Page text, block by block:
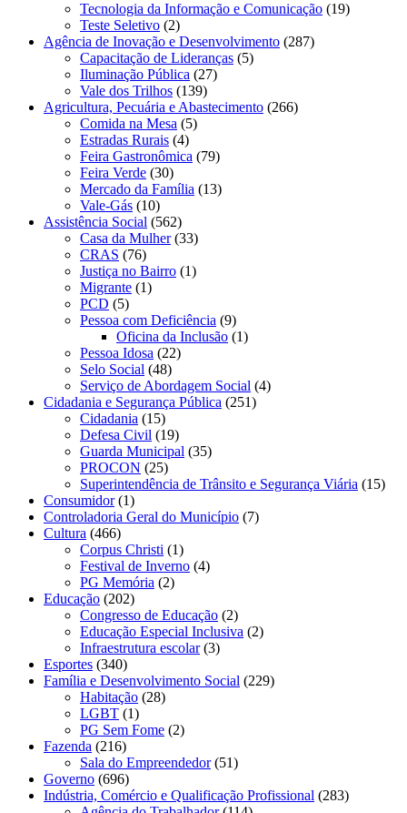
Tecnologia da Informação e Comunicação (19)
Teste Seletivo (2)
Agência de Inovação e Desenvolvimento (287)
Capacitação de Lideranças (5)
Iluminação Pública (27)
Vale dos Trilhos (139)
Agricultura, Pecuária e Abastecimento (266)
Comida na Mesa (5)
Estradas Rurais (4)
Feira Gastronômica (79)
Feira Verde (30)
Mercado da Família (13)
Vale-Gás (10)
Assistência Social (562)
Casa da Mulher(33)
CRAS (76)
Justiça no Bairro (1)
Migrante (1)
PCD (5)
Pessoa com Deficiência (9)
Oficina da Inclusão (1)
Pessoa Idosa (22)
Selo Social (48)
Serviço de Abordagem Social (4)
Cidadania e Segurança Pública (251)
Cidadania (15)
Defesa Civil (19)
Guarda Municipal (35)
PROCON (25)
Superintendência de Trânsito e Segurança Viária (15)
Consumidor(1)
Controladoria Geral do Município (7)
Cultura (466)
Corpus Christi (1)
Festival de Inverno (4)
PG Memória (2)
Educação (202)
Congresso de Educação (2)
Educação Especial Inclusiva (2)
Infraestrutura escolar(3)
Esportes (340)
Família e Desenvolvimento Social (229)
Habitação (28)
LGBT (1)
PG Sem Fome (2)
Fazenda (216)
Sala do Empreendedor(51)
Governo (696)
Indústria, Comércio e Qualificação Profissional (283)